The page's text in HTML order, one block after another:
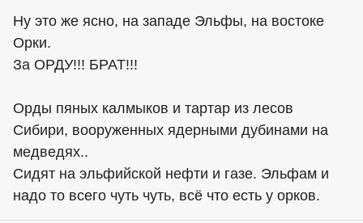
Ну это же ясно, на западе Эльфы, на востоке
Орки.
За ОРДУ!!! БРАТ!!!
Орды пяных калмыков и тартар из лесов
Сибири, вооруженных ядерными дубинами на
медведях..
Сидят на эльфийской нефти и газе. Эльфам и
надо то всего чуть чуть, всё что есть у орков.